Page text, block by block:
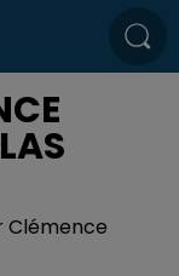
Clémence